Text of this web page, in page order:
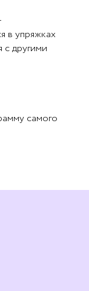
в упряжках
с другими
самого